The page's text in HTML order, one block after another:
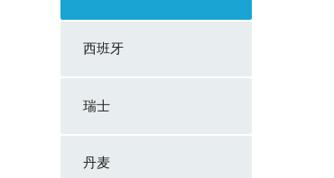
西班牙
瑞士
丹麦